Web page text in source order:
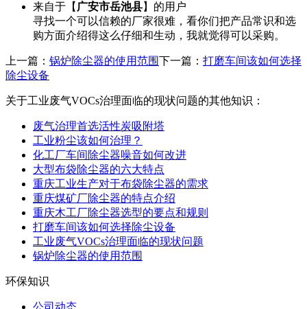
来自于【 广安市岳池县】的用户
寻找一个可以信赖的厂家很难，看你们把产品常识和选
购方面介绍得这么仔细和生动，我就觉得可以采购。
上一篇： 锅炉除尘器的使用范围下一篇： 打磨车间该如何选择
除尘设备
关于工业废气VOCs治理面临的现状问题的其他知识：
废气治理首选活性炭吸附塔
工业粉尘该如何治理？
化工厂车间除尘器噪音如何改进
大型布袋除尘器的六大特点
重庆工业生产对于布袋除尘器的需求
重庆煤矿厂除尘器的特点介绍
重庆木工厂除尘器选型的要点和规则
打磨车间该如何选择除尘设备
工业废气VOCs治理面临的现状问题
锅炉除尘器的使用范围
环保知识